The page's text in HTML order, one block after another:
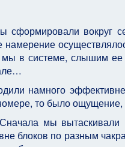
сформировали вокруг
в системе, слышим ее
намного
то было ощущение,
мы
блоков по разным